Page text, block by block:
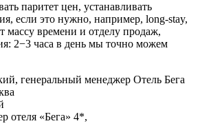
паритет цен, устанавливать
если это нужно, например, long-stay,
массу времени и отделу продаж,
2−3 часа в день мы точно можем
отеля «Бега» 4*,